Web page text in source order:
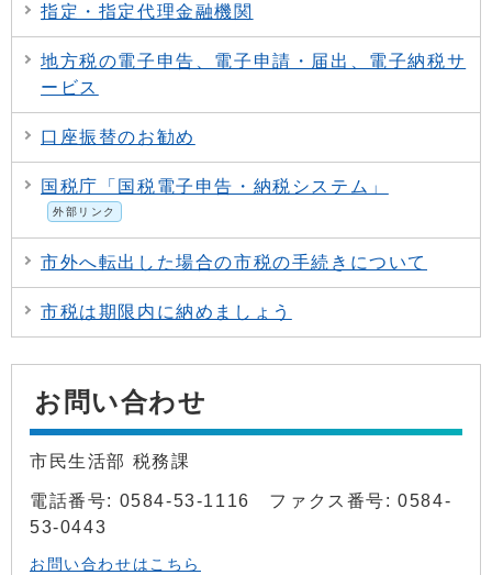
指定・指定代理金融機関
地方税の電子申告、電子申請・届出、電子納税サ
ービス
口座振替のお勧め
国税庁「国税電子申告・納税システム」
外部リンク
市外へ転出した場合の市税の手続きについて
市税は期限内に納めましょう
お問い合わせ
市民生活部 税務課
電話番号: 0584-53-1116 ファクス番号: 0584-
53-0443
お問い合わせはこちら